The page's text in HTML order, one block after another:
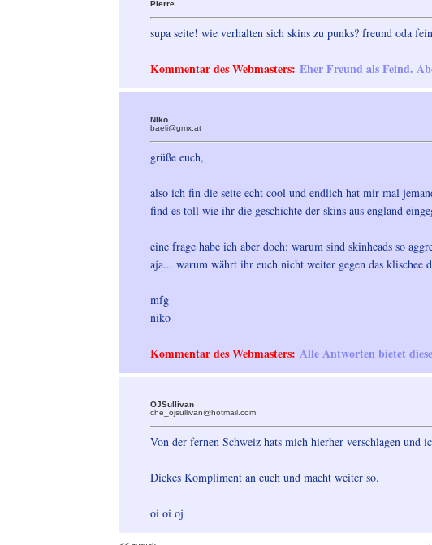
Pierre
supa seite! wie verhalten sich skins zu punks? freund oda
Kommentar des Webmasters: Eher Freund als Feind.
Niko
baeli@gmx.at
grüße euch,
also ich fin die seite echt cool und endlich hat mir mal
find es toll wie ihr die geschichte der skins aus england
eine frage habe ich aber doch: warum sind skinheads so
aja... warum währt ihr euch nicht weiter gegen das klischee
mfg
niko
Kommentar des Webmasters: Alle Antworten bietet
OJSullivan
che_ojsullivan@hotmail.com
Von der fernen Schweiz hats mich hierher verschlagen und
Dickes Kompliment an euch und macht weiter so.
oi oi oj